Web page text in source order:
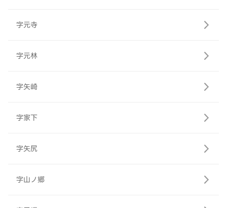
字元寺
字元林
字矢崎
字家下
字矢尻
字山ノ郷